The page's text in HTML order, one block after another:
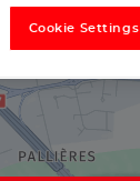
Cookie Settings